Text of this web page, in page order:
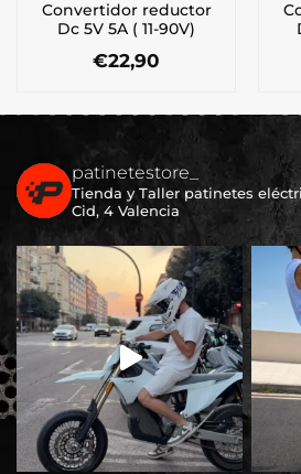
Convertidor reductor
Dc 5V 5A ( 11-90V)
€22,90
patinetestore_
Tienda y Taller patinetes
Cid, 4 Valencia